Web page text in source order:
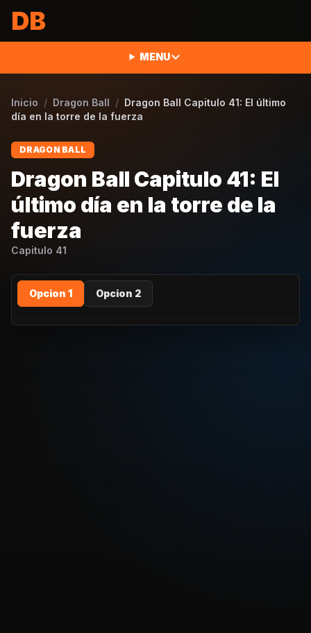
DB
MENU
Inicio / Dragon Ball / Dragon Ball Capitulo 41: El último
día en la torre de la fuerza
DRAGON BALL
Dragon Ball Capitulo 41: El
último día en la torre de la
fuerza
Capitulo 41
Opcion 1 Opcion 2